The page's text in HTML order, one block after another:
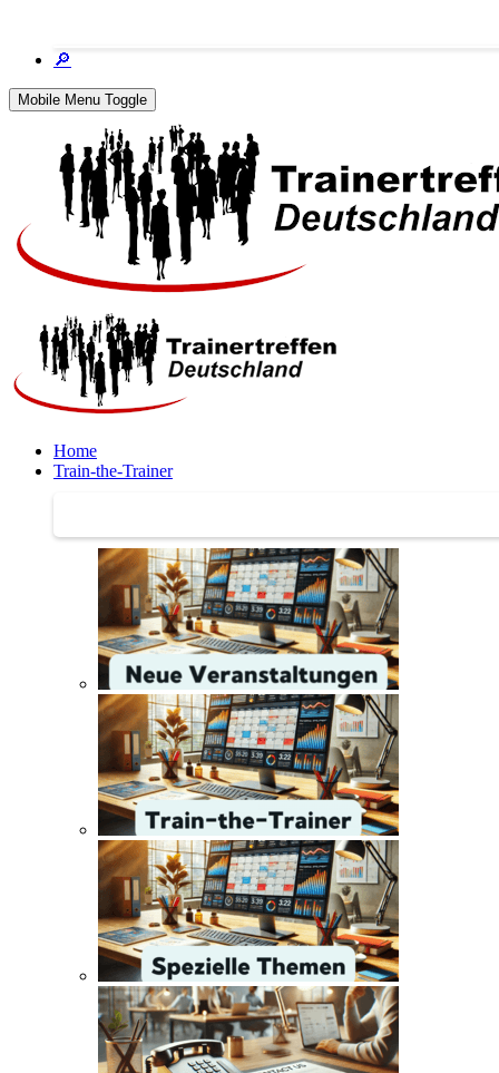
🔎
Mobile Menu Toggle
Home
Train-the-Trainer